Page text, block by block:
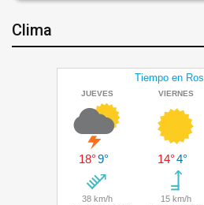
Clima